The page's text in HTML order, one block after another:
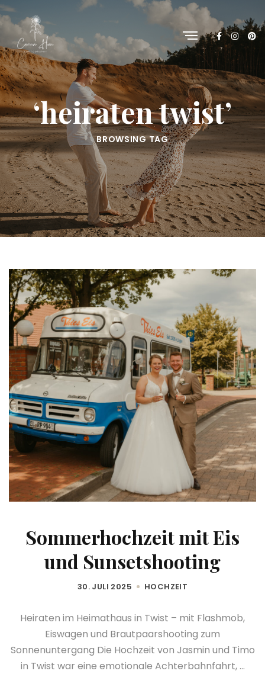
‘heiraten twist’
BROWSING TAG
Sommerhochzeit mit Eis
und Sunsetshooting
30. JULI 2025 HOCHZEIT
Heiraten im Heimathaus in Twist – mit Flashmob,
Eiswagen und Brautpaarshooting zum
Sonnenuntergang Die Hochzeit von Jasmin und Timo
in Twist war eine emotionale Achterbahnfahrt, ...